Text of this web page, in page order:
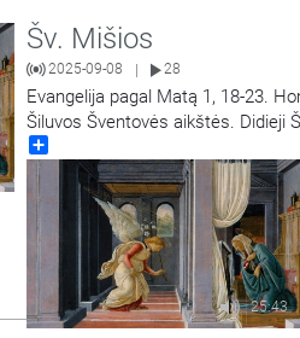
Šv. Mišios
2025-09-08 28
Evangelija pagal Matą 1, 18-23.
Šiluvos Šventovės aikštės. Didieji
25:43